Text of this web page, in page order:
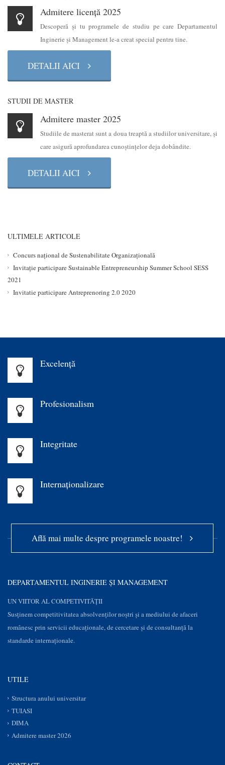
Admitere licență 2025
Descoperă şi tu programele de studiu pe care Departamentul
Inginerie şi Management le-a creat special pentru tine.
DETALII AICI
STUDII DE MASTER
Admitere master 2025
Studiile de masterat sunt a doua treaptă a studiilor universitare, şi
care asigură aprofundarea cunoştinţelor deja dobândite.
DETALII AICI
ULTIMELE ARTICOLE
Concurs național de Sustenabilitate Organizațională
Invitație participare Sustainable Entrepreneurship Summer School SESS
2021
Invitatie participare Antreprenoring 2.0 2020
Excelenţă
Profesionalism
Integritate
Internaționalizare
Află mai multe despre programele noastre!
DEPARTAMENTUL INGINERIE ȘI MANAGEMENT
UN VIITOR AL COMPETIVITĂȚII
Susţinem competitivitatea absolvenților noștri și a mediului de afaceri
românesc prin servicii educaţionale, de cercetare şi de consultanţă la
standarde internaționale.
UTILE
Structura anului universitar
TUIASI
DIMA
Admitere master 2026